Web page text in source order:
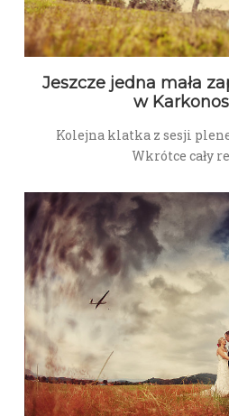
Jeszcze jedna mała
w
Kolejna klatka z sesji
Wkrótce cały